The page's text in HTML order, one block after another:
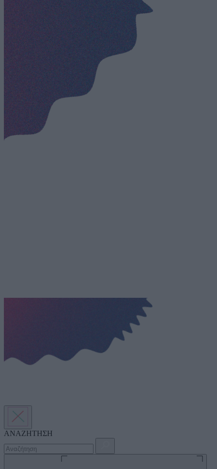
ΑΝΑΖΗΤΗΣΗ